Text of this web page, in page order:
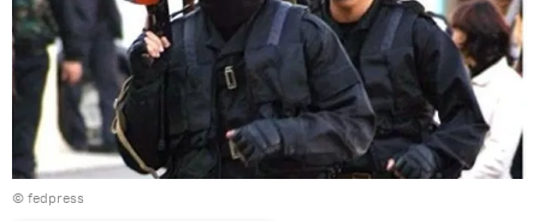
© fedpress